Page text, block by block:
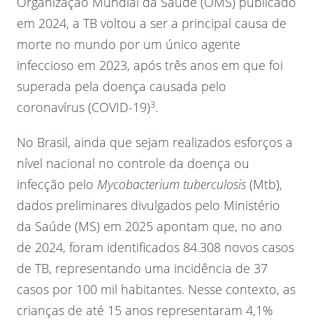
em 2024, a TB voltou a ser a principal causa de
morte no mundo por um único agente
infeccioso em 2023, após três anos em que foi
superada pela doença causada pelo
coronavírus (COVID-19)3.
No Brasil, ainda que sejam realizados esforços a
nível nacional no controle da doença ou
infecção pelo Mycobacterium tuberculosis (Mtb),
dados preliminares divulgados pelo Ministério
da Saúde (MS) em 2025 apontam que, no ano
de 2024, foram identificados 84.308 novos casos
de TB, representando uma incidência de 37
casos por 100 mil habitantes. Nesse contexto, as
crianças de até 15 anos representaram 4,1%